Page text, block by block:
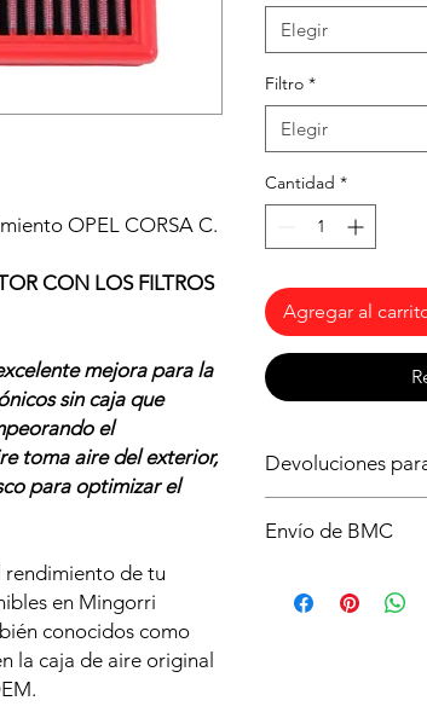
OPEL CORSA C.
CON LOS FILTROS
mejora para la
sin caja que
el
toma aire del exterior,
para optimizar el
rendimiento de tu
en Mingorri
conocidos como
la caja de aire original
Elegir
Filtro *
Elegir
Cantidad *
Agregar al
Devoluciones
tu vehículo, si tienes
condiciones y
Envío de BMC
productos de BMC